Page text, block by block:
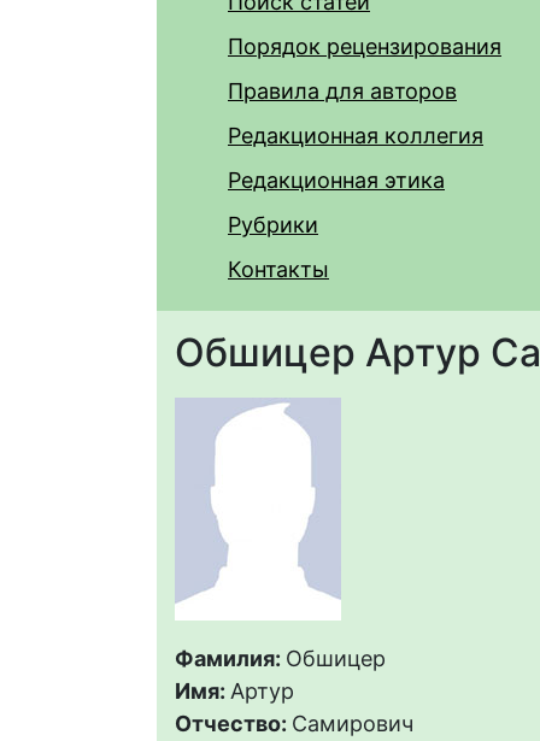
Порядок рецензирования
Правила для авторов
Редакционная коллегия
Редакционная этика
Рубрики
Контакты
Обшицер Артур
Фамилия: Обшицер
Имя: Артур
Отчество: Самирович